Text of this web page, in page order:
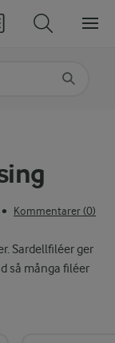
• Kommentarer (0)
Sardellfiléer ger
så många filéer